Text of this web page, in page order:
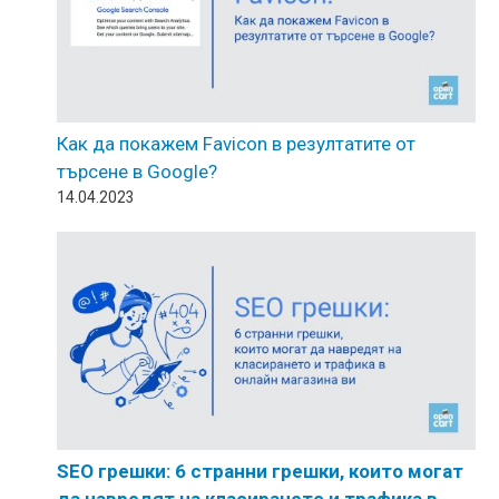
Как да покажем Favicon в резултатите от
търсене в Google?
14.04.2023
SEO грешки: 6 странни грешки, които могат